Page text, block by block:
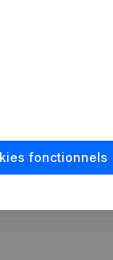
fonctionnels